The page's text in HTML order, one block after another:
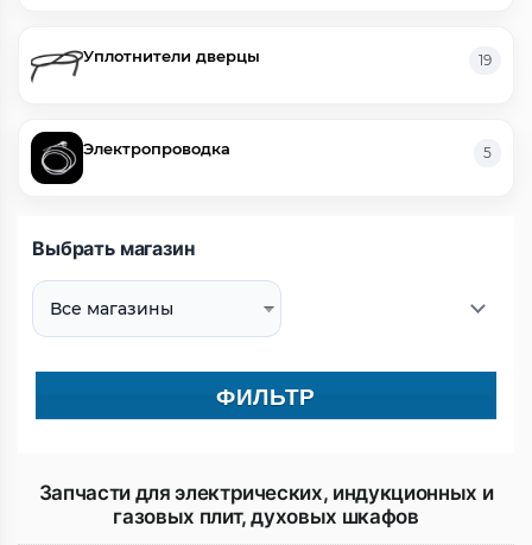
Уплотнители дверцы 19
Электропроводка 5
Выбрать магазин
ФИЛЬТР
Запчасти для электрических, индукционных и
газовых плит, духовых шкафов